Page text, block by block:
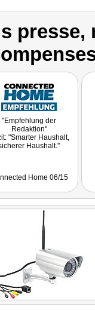
presse,
"Empfehlung der
Redaktion"
"Smarter Haushalt,
Haushalt."
Home 06/15